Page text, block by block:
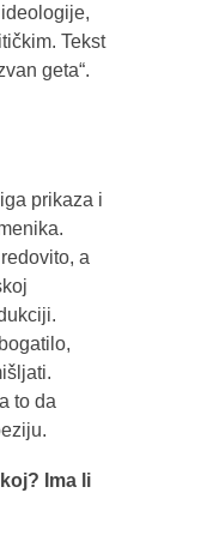
Tekst
geta“.
prikaza i
a
to da
Ima li